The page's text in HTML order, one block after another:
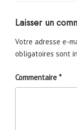
Laisser un
Votre adresse e-
obligatoires sont
Commentaire *